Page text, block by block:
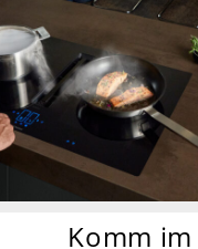
Komm